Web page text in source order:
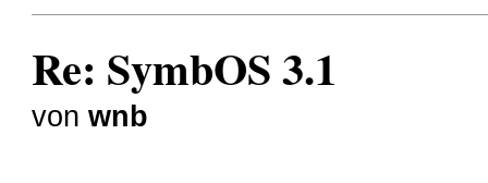
Re: SymbOS 3.1
vonwnb